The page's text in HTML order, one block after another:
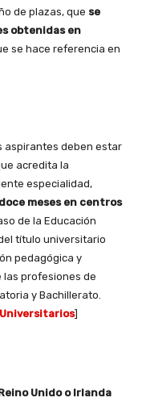
de plazas, que se
obtenidas en
se hace referencia en
aspirantes deben estar
acredita la
especialidad,
meses en centros
de la Educación
título universitario
pedagógica y
las profesiones de
y Bachillerato.
]
Unido o Irlanda